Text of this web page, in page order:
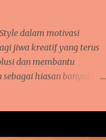
dituntut untuk hidup
dan hewan bisa
dalam motivasi
jiwa kreatif yang terus
dan membantu
hiasan banyak
hias ini dilirik oleh